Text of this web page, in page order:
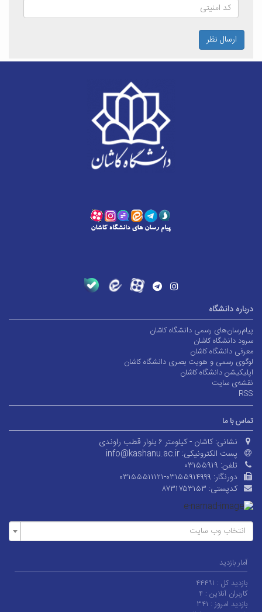
ارسال نظر
درباره دانشگاه
پیام‌رسان‌های رسمی دانشگاه کاشان
سرود دانشگاه کاشان
معرفی دانشگاه کاشان
لوگوی رسمی و هویت بصری دانشگاه کاشان
اپلیکیشن دانشگاه کاشان
نقشه‌ی سایت
RSS
تماس با ما
نشانی: کاشان - کیلومتر ۶ بلوار قطب راوندی
پست الکترونیکی: info@kashanu.ac.ir
تلفن: ۰۳۱۵۵۹۱۹
دورنگار: ۰۳۱۵۵۵۱۱۱۲۱-۰۳۱۵۵۹۱۴۹۹۹
کدپستی: ۸۷۳۱۷۵۳۱۵۳
انتخاب وب سایت
آمار بازدید
بازدید کل : ۴۴۴۹۱
کاربران آنلاین : ۴
بازدید امروز : ۳۴۱